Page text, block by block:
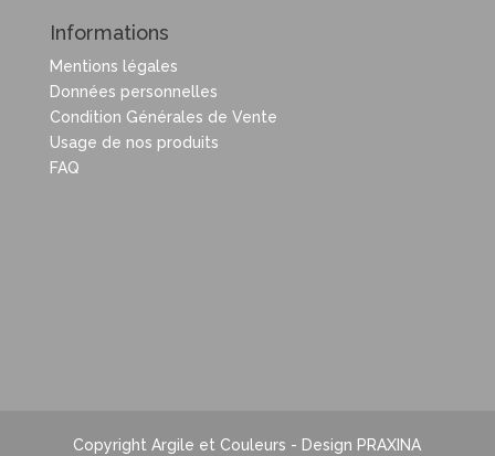
Informations
Mentions légales
Données personnelles
Condition Générales de Vente
Usage de nos produits
FAQ
Copyright Argile et Couleurs - Design PRAXINA